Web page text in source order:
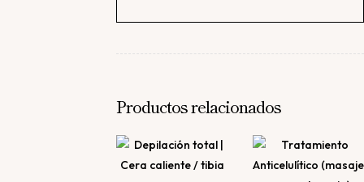
Productos relacionados